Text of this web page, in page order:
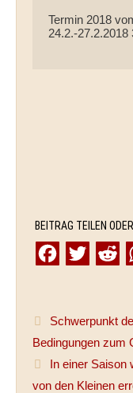
Termin 2018
24.2.-27.2.2018
BEITRAG TEILEN
e
b
o
t
t
e
d
i
t
Schwerpunkt
Bedingungen zum
In einer Saison
von den Kleinen